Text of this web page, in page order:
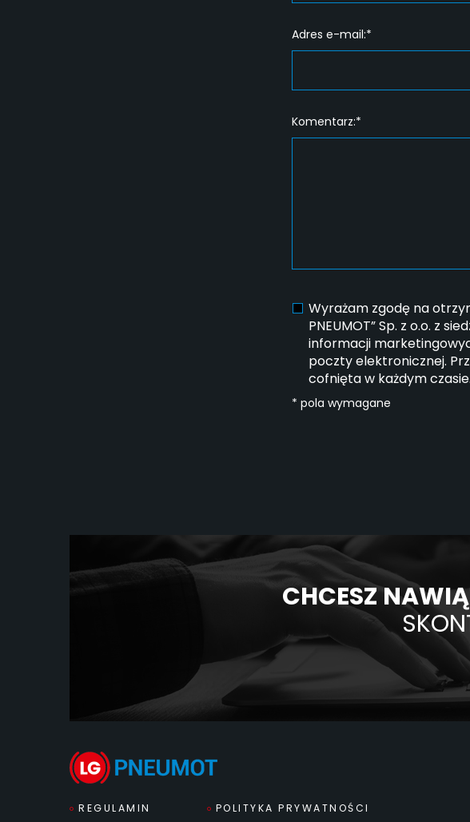
Adres e-mail:*
Komentarz:*
Wyrażam zgodę na
PNEUMOT” Sp. z o.o. z
informacji
poczty elektronicznej.
cofnięta w każdym czasie.
* pola wymagane
CHCESZ
REGULAMIN POLITYKA PRYWATNOŚCI